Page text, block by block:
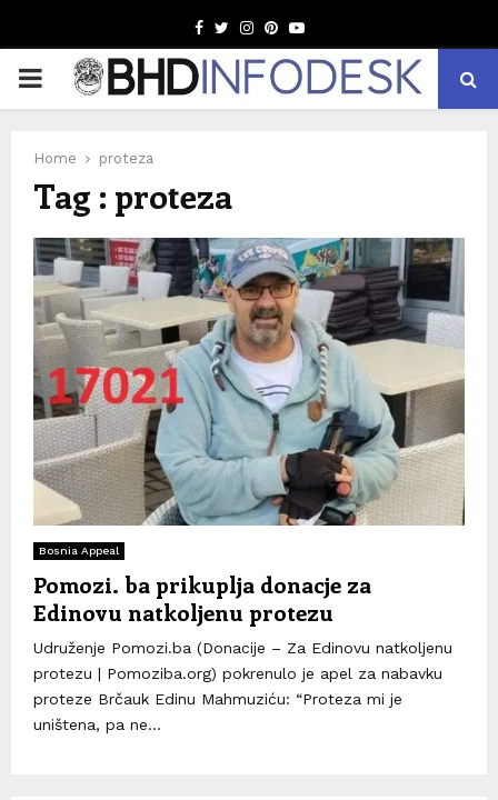
Facebook
TwitterInstagram
Pinterest
Youtube
PRIMARY
Home proteza
Tag : proteza
Bosnia Appeal
Pomozi. ba prikuplja donacje za
Edinovu natkoljenu protezu
Udruženje Pomozi.ba (Donacije – Za Edinovu natkoljenu
protezu | Pomoziba.org) pokrenulo je apel za nabavku
proteze Brčauk Edinu Mahmuziću: “Proteza mi je
uništena, pa ne...